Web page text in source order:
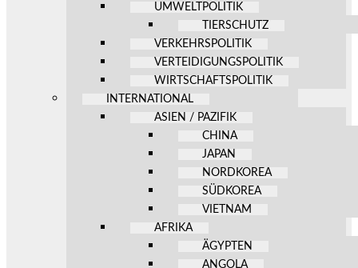
UMWELTPOLITIK
TIERSCHUTZ
VERKEHRSPOLITIK
VERTEIDIGUNGSPOLITIK
WIRTSCHAFTSPOLITIK
INTERNATIONAL
ASIEN / PAZIFIK
CHINA
JAPAN
NORDKOREA
SÜDKOREA
VIETNAM
AFRIKA
ÄGYPTEN
ANGOLA